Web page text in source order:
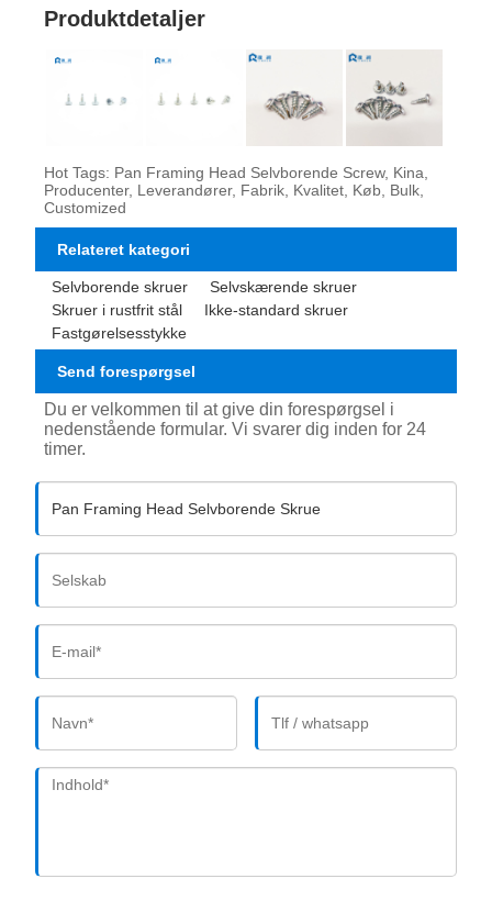
Produktdetaljer
Hot Tags: Pan Framing Head Selvborende Screw, Kina,
Producenter, Leverandører, Fabrik, Kvalitet, Køb, Bulk,
Customized
Relateret kategori
Selvborende skruer
Selvskærende skruer
Skruer i rustfrit stål
Ikke-standard skruer
Fastgørelsesstykke
Send forespørgsel
Du er velkommen til at give din forespørgsel i
nedenstående formular. Vi svarer dig inden for 24
timer.